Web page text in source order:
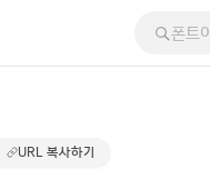
URL 복사하기